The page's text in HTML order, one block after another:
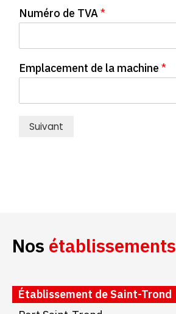
Numéro de TVA*
Emplacement de la machine *
Suivant
Nos établissements
Établissement de Saint-Trond